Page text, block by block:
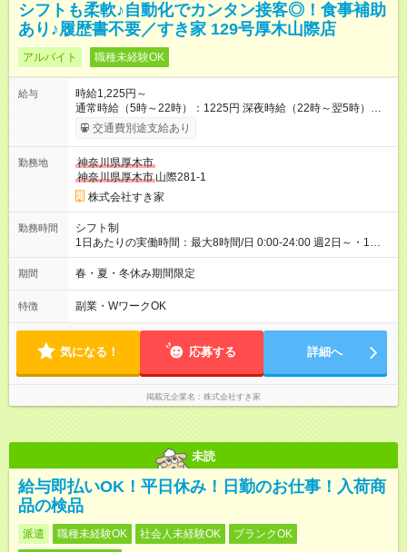
シフトも柔軟♪自動化でカンタン接客◎！食事補助
あり♪履歴書不要／すき家 129号厚木山際店
アルバイト 職種未経験OK
給与
時給1,225円～
通常時給（5時～22時）：1225円 深夜時給（22時～翌5時）：
1532円 高校生時給：1225円 【特別手当】早朝手当（5：00-9：
00）時給+150円 【試用期間】試用期間あり 試用期間の長さ：1
30日（※条件変更なし）ですが、切り上げで一ヶ月とさせてい
ただきます。 研修制度あり：15時間(研修中も同時給）
交通費別途支給あり
勤務地
神奈川県厚木市
神奈川県厚木市 山際281-1
株式会社すき家
勤務時間
シフト制
1日あたりの実働時間：最大8時間/日 0:00-24:00 週2日～・1日
2h～OK ＜シフト例＞ 〇朝帯 5:00-9:00 〇昼帯 9:00-14:00 〇午
後帯 14:00-18:00 〇夜帯 18:00-22:00 〇深夜帯 22:00-翌5:00 基
ます♪
期間 春・夏・冬休み期間限定
特徴 副業・WワークOK
気になる！ 応募する 詳細へ
掲載元企業名 株式会社すき家
未読
給与即払いOK！平日休み！日勤のお仕事！入荷商
品の検品
派遣 職種未経験OK 社会人未経験OK
ブランクOK